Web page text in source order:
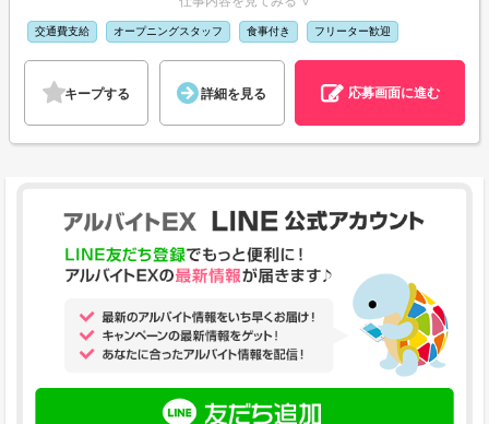
交通費支給 オープニングスタッフ 食事付き フリーター歓迎
キープする 詳細を見る 応募画面に進む